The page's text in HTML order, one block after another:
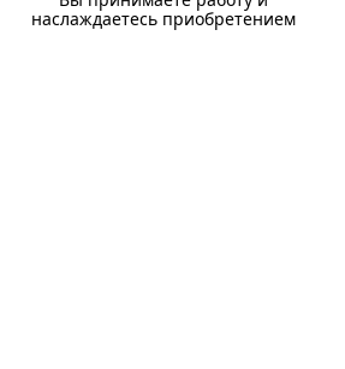
наслаждаетесь приобретением